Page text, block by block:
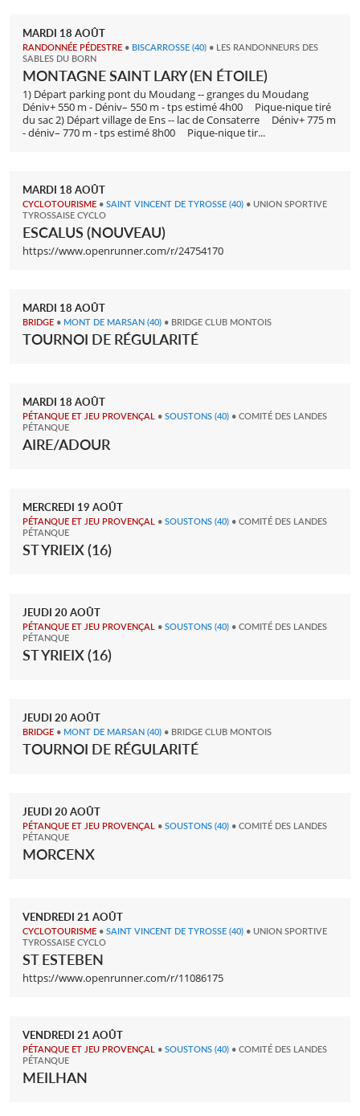
MARDI 18 AOÛT
RANDONNÉE PÉDESTRE • BISCARROSSE (40) • LES RANDONNEURS DES
SABLES DU BORN
MONTAGNE SAINT LARY (EN ÉTOILE)
1) Départ parking pont du Moudang -- granges du Moudang
Déniv+ 550 m - Déniv– 550 m - tps estimé 4h00 Pique-nique tiré
du sac 2) Départ village de Ens -- lac de Consaterre Déniv+ 775 m
- déniv– 770 m - tps estimé 8h00 Pique-nique tir...
MARDI 18 AOÛT
CYCLOTOURISME • SAINT VINCENT DE TYROSSE (40) • UNION SPORTIVE
TYROSSAISE CYCLO
ESCALUS (NOUVEAU)
https://www.openrunner.com/r/24754170
MARDI 18 AOÛT
BRIDGE • MONT DE MARSAN (40) • BRIDGE CLUB MONTOIS
TOURNOI DE RÉGULARITÉ
MARDI 18 AOÛT
PÉTANQUE ET JEU PROVENÇAL • SOUSTONS (40) • COMITÉ DES LANDES
PÉTANQUE
AIRE/ADOUR
MERCREDI 19 AOÛT
PÉTANQUE ET JEU PROVENÇAL • SOUSTONS (40) • COMITÉ DES LANDES
PÉTANQUE
ST YRIEIX (16)
JEUDI 20AOÛT
PÉTANQUE ET JEU PROVENÇAL • SOUSTONS (40) • COMITÉ DES LANDES
PÉTANQUE
ST YRIEIX (16)
JEUDI 20AOÛT
BRIDGE • MONT DE MARSAN (40) • BRIDGE CLUB MONTOIS
TOURNOI DE RÉGULARITÉ
JEUDI 20AOÛT
PÉTANQUE ET JEU PROVENÇAL • SOUSTONS (40) • COMITÉ DES LANDES
PÉTANQUE
MORCENX
VENDREDI 21 AOÛT
CYCLOTOURISME • SAINT VINCENT DE TYROSSE (40) • UNION SPORTIVE
TYROSSAISE CYCLO
ST ESTEBEN
https://www.openrunner.com/r/11086175
VENDREDI 21 AOÛT
PÉTANQUE ET JEU PROVENÇAL • SOUSTONS (40) • COMITÉ DES LANDES
PÉTANQUE
MEILHAN